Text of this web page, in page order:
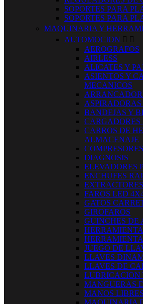
SOPORTES PARA
SOPORTES PARA
MAQUINARIA Y
AUTOMOCION  
AEROGRAFOS
AIRLESS
ALICATES Y
ASIENTOS Y
MECANICOS
BANDEJAS Y
CARGADORES
CARROS DE
ALMACENAJE
COMPRESORES
DIAGNOSIS
ELEVADORES
ENCHUFES
FAROS LED
GATOS
GIROFAROS
GUINCHES DE
JUEGO DE
LLAVES
LLAVES DE
LUBRICACION
MANGUERAS
MANOS LIBRES
MAQUINARIA